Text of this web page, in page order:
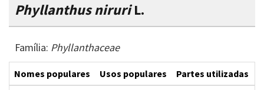
Phyllanthus niruriL.
Família: Phyllanthaceae
Nomes populares Usos populares Partes utilizadas